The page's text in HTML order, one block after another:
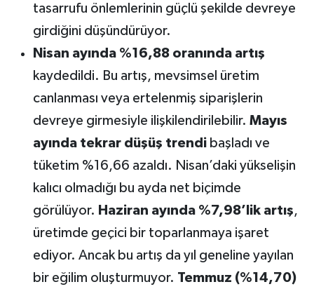
tasarrufu önlemlerinin güçlü şekilde devreye
girdiğini düşündürüyor.
Nisan ayında %16,88 oranında artış
kaydedildi. Bu artış, mevsimsel üretim
canlanması veya ertelenmiş siparişlerin
devreye girmesiyle ilişkilendirilebilir. Mayıs
ayında tekrar düşüş trendibaşladı ve
tüketim %16,66 azaldı. Nisan’daki yükselişin
kalıcı olmadığı bu ayda net biçimde
görülüyor. Haziran ayında %7,98’lik artış,
üretimde geçici bir toparlanmaya işaret
ediyor. Ancak bu artış da yıl geneline yayılan
bir eğilim oluşturmuyor. Temmuz (%14,70)